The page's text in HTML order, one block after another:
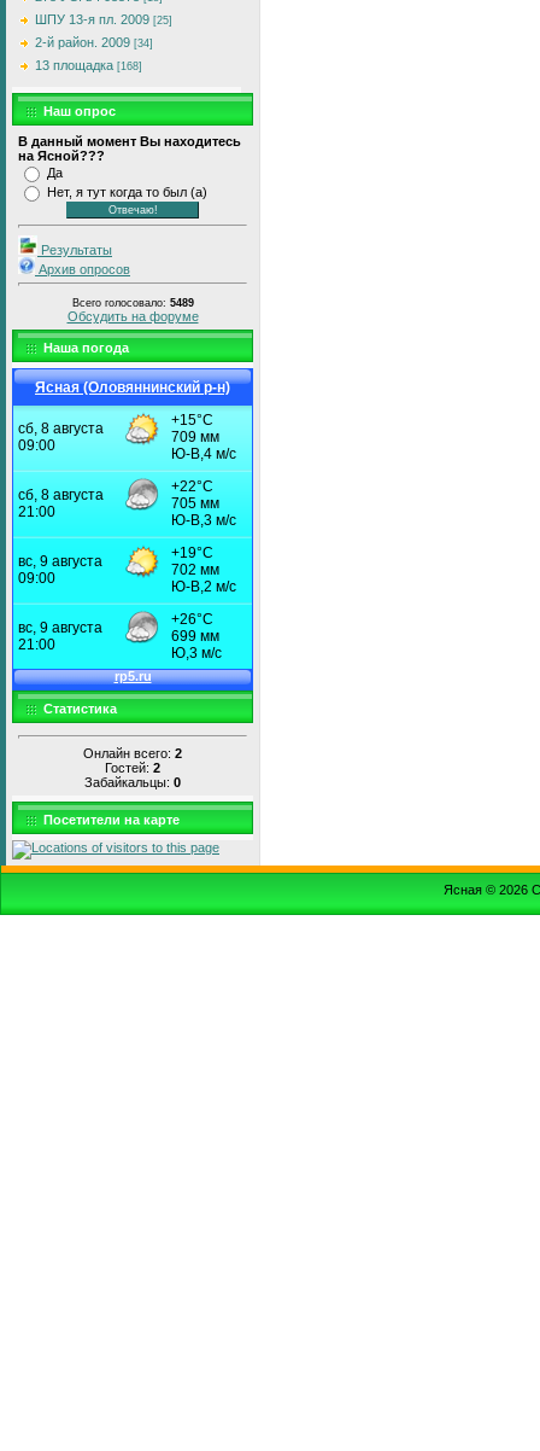
ШПУ 13-я пл. 2009 [25]
2-й район. 2009 [34]
13 площадка [168]
Наш опрос
В данный момент Вы находитесь
на Ясной???
Да
Нет, я тут когда то был (а)
Результаты
Архив опросов
Всего голосовало: 5489
Обсудить на форуме
Наша погода
Ясная (Оловяннинский р-н)
Статистика
Онлайн всего: 2
Гостей: 2
Забайкальцы: 0
Посетители на карте
Ясная © 2026